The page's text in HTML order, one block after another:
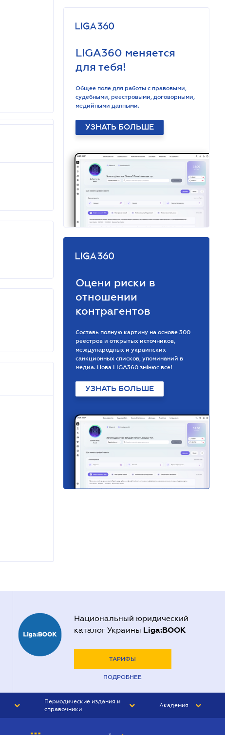
LIGA360 меняется
для тебя!
Общее поле для работы с правовыми,
судебными, реестровыми, договорными,
медийными данными.
УЗНАТЬ БОЛЬШЕ
Оцени риски в
отношении
контрагентов
Составь полную картину на основе 300
реестров и открытых источников,
международных и украинских
санкционных списков, упоминаний в
медиа. Нова LIGA360 змінює все!
УЗНАТЬ БОЛЬШЕ
Национальный юридический
каталог Украины Liga:BOOK
ТАРИФЫ
ПОДРОБНЕЕ
Периодические издания и
справочники
Академия